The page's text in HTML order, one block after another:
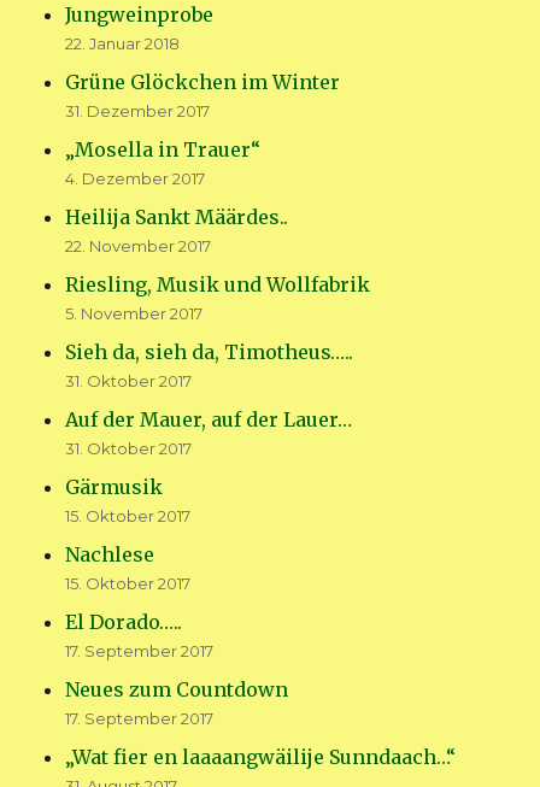
Jungweinprobe
22. Januar 2018
Grüne Glöckchen im Winter
31. Dezember 2017
„Mosella in Trauer“
4. Dezember 2017
Heilija Sankt Määrdes..
22. November 2017
Riesling, Musik und Wollfabrik
5. November 2017
Sieh da, sieh da, Timotheus…..
31. Oktober 2017
Auf der Mauer, auf der Lauer…
31. Oktober 2017
Gärmusik
15. Oktober 2017
Nachlese
15. Oktober 2017
El Dorado…..
17. September 2017
Neues zum Countdown
17. September 2017
„Wat fier en laaaangwäilije Sunndaach…“